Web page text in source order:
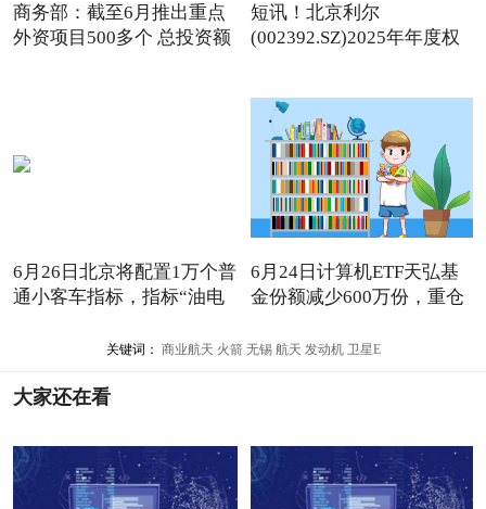
商务部：截至6月推出重点
外资项目500多个 总投资额
短讯！北京利尔
(002392.SZ)2025年年度权
6月26日北京将配置1万个普
通小客车指标，指标“油电
6月24日计算机ETF天弘基
金份额减少600万份，重仓
关键词： 商业航天 火箭 无锡 航天 发动机 卫星E
大家还在看